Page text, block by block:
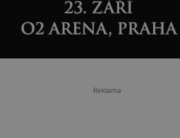
Reklama